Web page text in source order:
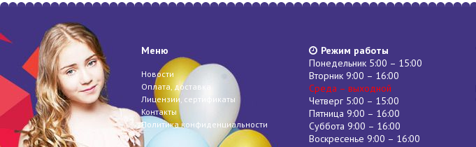
Меню
Новости
Оплата, доставка
Лицензии, сертификаты
Контакты
Политика конфиденциальности
Режим работы
Понедельник 5:00 – 15:00
Вторник 9:00 – 16:00
Среда – выходной
Четверг 5:00 – 15:00
Пятница 9:00 – 16:00
Суббота 9:00 – 16:00
Воскресенье 9:00 – 16:00